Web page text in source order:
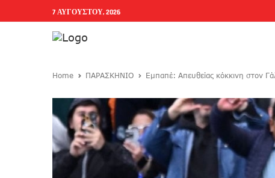
7 ΑΥΓΟΎΣΤΟΥ, 2026
Home ΠΑΡΑΣΚΗΝΙΟ Εμπαπέ: Απευθείας κόκκινη στον